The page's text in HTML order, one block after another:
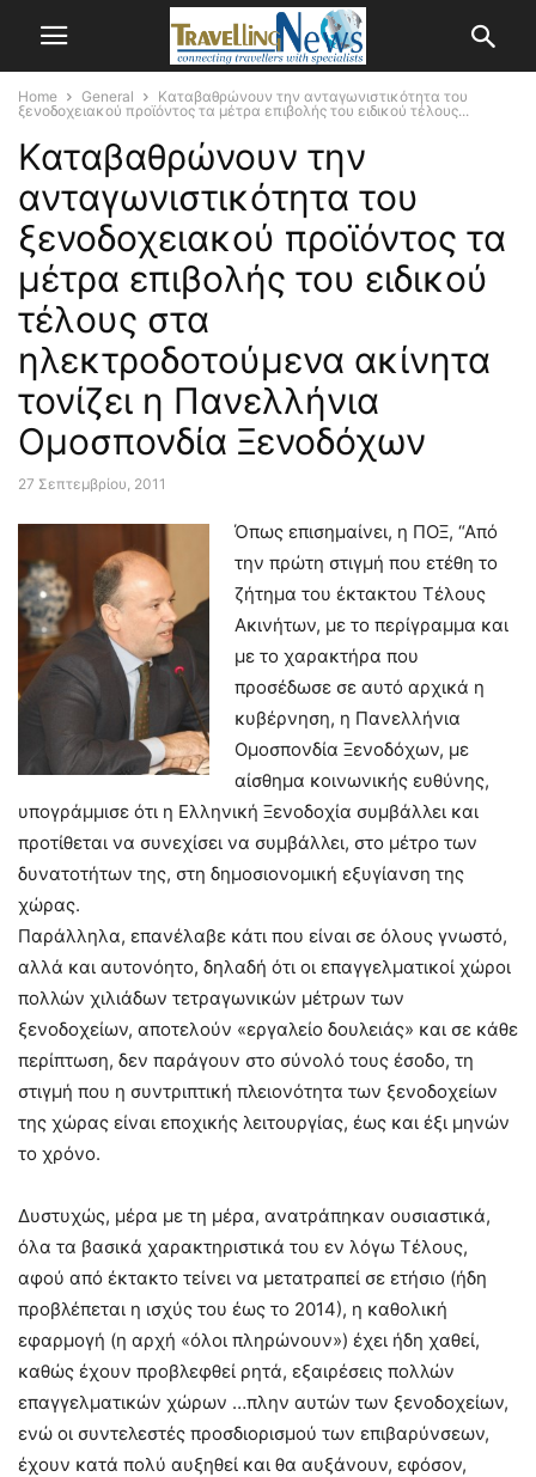
Home General
Καταβαθρώνουν την ανταγωνιστικότητα του
ξενοδοχειακού προϊόντος τα μέτρα επιβολής του ειδικού τέλους...
Καταβαθρώνουν την
ανταγωνιστικότητα του
ξενοδοχειακού προϊόντος τα
μέτρα επιβολής του ειδικού
τέλους στα
ηλεκτροδοτούμενα ακίνητα
τονίζει η Πανελλήνια
Ομοσπονδία Ξενοδόχων
27 Σεπτεμβρίου, 2011
Όπως επισημαίνει, η ΠΟΞ, “Από
την πρώτη στιγμή που ετέθη το
ζήτημα του έκτακτου Τέλους
Ακινήτων, με το περίγραμμα και
με το χαρακτήρα που
προσέδωσε σε αυτό αρχικά η
κυβέρνηση, η Πανελλήνια
Ομοσπονδία Ξενοδόχων, με
αίσθημα κοινωνικής ευθύνης,
υπογράμμισε ότι η Ελληνική Ξενοδοχία συμβάλλει και
προτίθεται να συνεχίσει να συμβάλλει, στο μέτρο των
δυνατοτήτων της, στη δημοσιονομική εξυγίανση της
χώρας.
Παράλληλα, επανέλαβε κάτι που είναι σε όλους γνωστό,
αλλά και αυτονόητο, δηλαδή ότι οι επαγγελματικοί χώροι
πολλών χιλιάδων τετραγωνικών μέτρων των
ξενοδοχείων, αποτελούν «εργαλείο δουλειάς» και σε κάθε
περίπτωση, δεν παράγουν στο σύνολό τους έσοδο, τη
στιγμή που η συντριπτική πλειονότητα των ξενοδοχείων
της χώρας είναι εποχικής λειτουργίας, έως και έξι μηνών
το χρόνο.
Δυστυχώς, μέρα με τη μέρα, ανατράπηκαν ουσιαστικά,
όλα τα βασικά χαρακτηριστικά του εν λόγω Τέλους,
αφού από έκτακτο τείνει να μετατραπεί σε ετήσιο (ήδη
προβλέπεται η ισχύς του έως το 2014), η καθολική
εφαρμογή (η αρχή «όλοι πληρώνουν») έχει ήδη χαθεί,
καθώς έχουν προβλεφθεί ρητά, εξαιρέσεις πολλών
επαγγελματικών χώρων …πλην αυτών των ξενοδοχείων,
ενώ οι συντελεστές προσδιορισμού των επιβαρύνσεων,
έχουν κατά πολύ αυξηθεί και θα αυξάνουν, εφόσον,